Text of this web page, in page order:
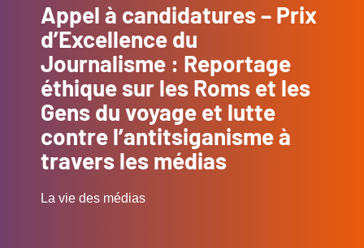
Appel à candidatures – Prix
d’Excellence du
Journalisme : Reportage
éthique sur les Roms et les
Gens du voyage et lutte
contre l’antitsiganisme à
travers les médias
La vie des médias